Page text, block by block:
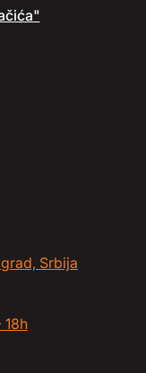
Srbija